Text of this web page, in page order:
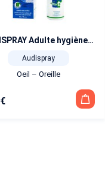
AUDISPRAY Adulte hygiène de l’oreille 50 ml
Audispray
Oeil – Oreille
€